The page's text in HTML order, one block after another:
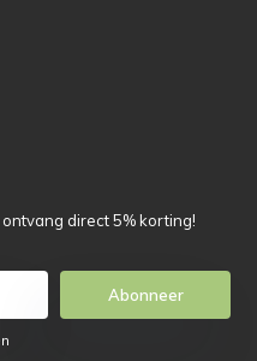
direct 5% korting!
Abonneer